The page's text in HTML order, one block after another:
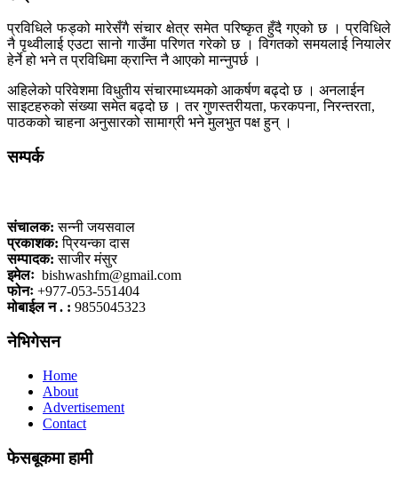
प्रविधिले फड्को मारेसँगै संचार क्षेत्र समेत परिष्कृत हुँदै गएको छ । प्रविधिले
नै पृथ्वीलाई एउटा सानो गाउँमा परिणत गरेको छ । विगतको समयलाई नियालेर
हेर्ने हो भने त प्रविधिमा क्रान्ति नै आएको मान्नुपर्छ ।
अहिलेको परिवेशमा विधुतीय संचारमाध्यमको आकर्षण बढ्दो छ । अनलाईन
साइटहरुको संख्या समेत बढ्दो छ । तर गुणस्तरीयता, फरकपना, निरन्तरता,
पाठकको चाहना अनुसारको सामाग्री भने मुलभुत पक्ष हुन् ।
सम्पर्क
संचालक: सन्नी जयसवाल
प्रकाशक: प्रियन्का दास
सम्पादक: साजीर मंसुर
इमेलः bishwashfm@gmail.com
फोनः +977-053-551404
मोबाईल न . : 9855045323
नेभिगेसन
Home
About
Advertisement
Contact
फेसबूकमा हामी